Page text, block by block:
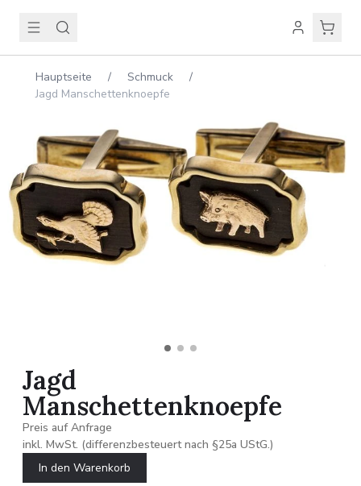
Hauptseite / Schmuck
/
Jagd Manschettenknoepfe
Jagd
Manschettenknoepfe
Preis auf Anfrage
inkl. MwSt. (differenzbesteuert nach §25a UStG.)
In den Warenkorb